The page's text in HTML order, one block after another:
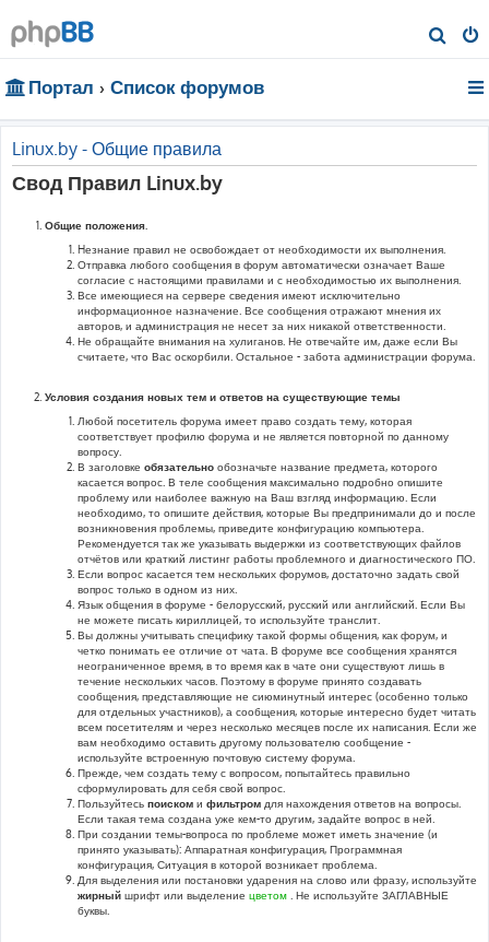
о
Портал Список форумов
Linux.by - Общие правила
Свод Правил Linux.by
Общие положения.
Hезнание правил не освобождает от необходимости их выполнения.
Отправка любого сообщения в форум автоматически означает Ваше
согласие с настоящими правилами и с необходимостью их выполнения.
Все имеющиеся на сервере сведения имеют исключительно
информационное назначение. Все сообщения отражают мнения их
авторов, и администрация не несет за них никакой ответственности.
Не обращайте внимания на хулиганов. Не отвечайте им, даже если Вы
считаете, что Вас оскорбили. Остальное - забота администрации форума.
Условия создания новых тем и ответов на существующие темы
Любой посетитель форума имеет право создать тему, которая
соответствует профилю форума и не является повторной по данному
вопросу.
В заголовке обязательно обозначьте название предмета, которого
касается вопрос. В теле сообщения максимально подробно опишите
проблему или наиболее важную на Ваш взгляд информацию. Если
необходимо, то опишите действия, которые Вы предпринимали до и после
возникновения проблемы, приведите конфигурацию компьютера.
Рекомендуется так же указывать выдержки из соответствующих файлов
отчётов или краткий листинг работы проблемного и диагностического ПО.
Если вопрос касается тем нескольких форумов, достаточно задать свой
вопрос только в одном из них.
Язык общения в форуме - белорусский, русский или английский. Если Вы
не можете писать кириллицей, то используйте транслит.
Вы должны учитывать специфику такой формы общения, как форум, и
четко понимать ее отличие от чата. В форуме все сообщения хранятся
неограниченное время, в то время как в чате они существуют лишь в
течение нескольких часов. Поэтому в форуме принято создавать
сообщения, представляющие не сиюминутный интерес (особенно только
для отдельных участников), а сообщения, которые интересно будет читать
всем посетителям и через несколько месяцев после их написания. Если же
вам необходимо оставить другому пользователю сообщение -
используйте встроенную почтовую систему форума.
Прежде, чем создать тему с вопросом, попытайтесь правильно
сформулировать для себя свой вопрос.
Пользуйтесь поиском и фильтром для нахождения ответов на вопросы.
Если такая тема создана уже кем-то другим, задайте вопрос в ней.
При создании темы-вопроса по проблеме может иметь значение (и
принято указывать): Аппаратная конфигурация, Программная
конфигурация, Ситуация в которой возникает проблема.
Для выделения или постановки ударения на слово или фразу, используйте
жирный шрифт или выделение цветом . Не используйте ЗАГЛАВНЫЕ
буквы.